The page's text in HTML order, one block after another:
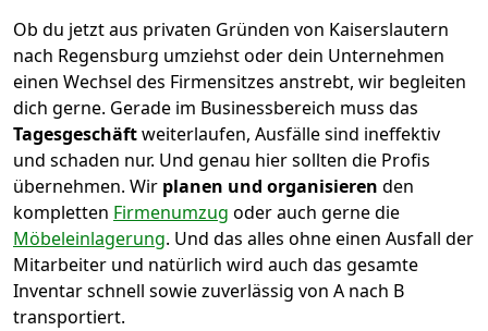
Ob du jetzt aus privaten Gründen von Kaiserslautern
nach Regensburg umziehst oder dein Unternehmen
einen Wechsel des Firmensitzes anstrebt, wir begleiten
dich gerne. Gerade im Businessbereich muss das
Tagesgeschäftweiterlaufen, Ausfälle sind ineffektiv
und schaden nur. Und genau hier sollten die Profis
übernehmen. Wir planen und organisieren den
kompletten Firmenumzug oder auch gerne die
Möbeleinlagerung. Und das alles ohne einen Ausfall der
Mitarbeiter und natürlich wird auch das gesamte
Inventar schnell sowie zuverlässig von A nach B
transportiert.